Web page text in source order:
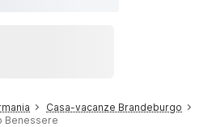
Casa-vacanze Brandeburgo
Benessere